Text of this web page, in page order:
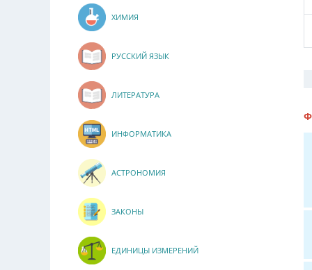
ХИМИЯ
РУССКИЙ ЯЗЫК
ЛИТЕРАТУРА
ИНФОРМАТИКА
АСТРОНОМИЯ
ЗАКОНЫ
ЕДИНИЦЫ ИЗМЕРЕНИЙ